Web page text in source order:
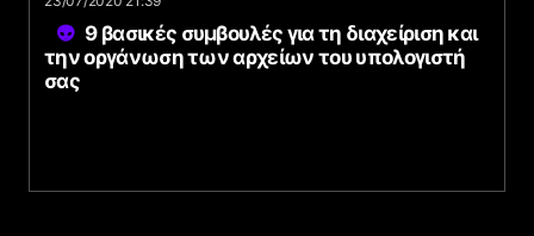
9 βασικές συμβουλές για τη διαχείριση και
την οργάνωση των αρχείων του υπολογιστή
σας